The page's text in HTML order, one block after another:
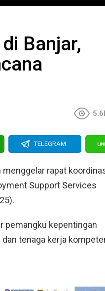
Banjar,
TELEGRAM
rapat
Support Services
pemangku kepentingan
tenaga kerja